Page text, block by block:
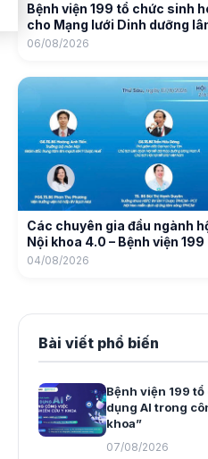
Bệnh viện 199 tổ chức sinh
cho Mạng lưới Dinh dưỡng
06/08/2026
Các chuyên gia đầu ngành
Nội khoa 4.0 – Bệnh viện 199
04/08/2026
Bài viết phổ biến
Bệnh viện 199
dụng AI trong
khoa”
07/08/2026